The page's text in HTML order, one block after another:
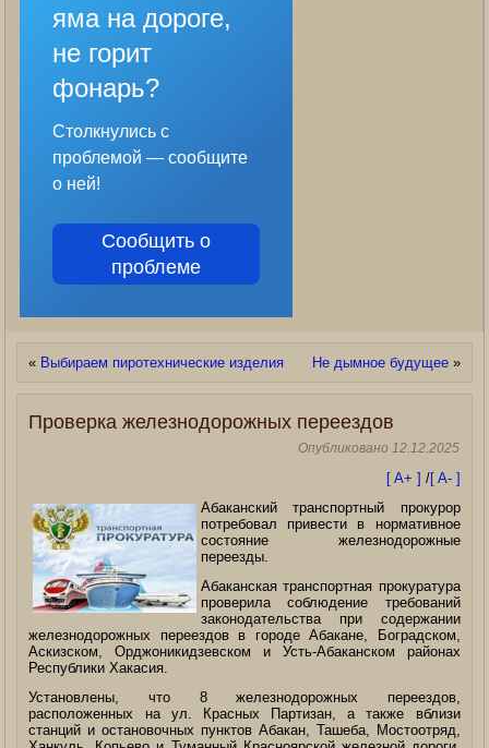
яма на дороге,
не горит
фонарь?
Столкнулись с
проблемой — сообщите
о ней!
Сообщить о
проблеме
« Выбираем пиротехнические изделия Не дымное будущее»
Проверка железнодорожных переездов
Опубликовано 12.12.2025
[ A+ ] /[ A- ]
Абаканский транспортный прокурор
потребовал привести в нормативное
состояние железнодорожные
переезды.
Абаканская транспортная прокуратура
проверила соблюдение требований
законодательства при содержании
железнодорожных переездов в городе Абакане, Боградском,
Аскизском, Орджоникидзевском и Усть-Абаканском районах
Республики Хакасия.
Установлены, что 8 железнодорожных переездов,
расположенных на ул. Красных Партизан, а также вблизи
станций и остановочных пунктов Абакан, Ташеба, Мостоотряд,